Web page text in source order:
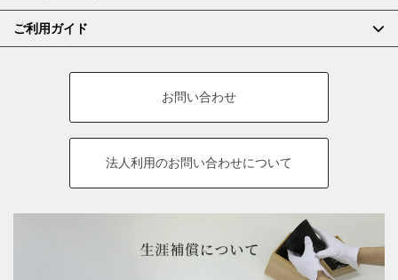
ご利用ガイド
お問い合わせ
法人利用のお問い合わせについて